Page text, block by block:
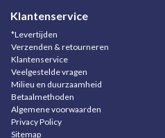
Klantenservice
*Levertijden
Verzenden & retourneren
Klantenservice
Veelgestelde vragen
Milieu en duurzaamheid
Betaalmethoden
Algemene voorwaarden
Privacy Policy
Sitemap